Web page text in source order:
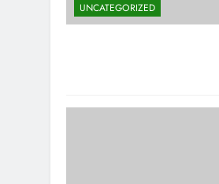
UNCATEGORIZED